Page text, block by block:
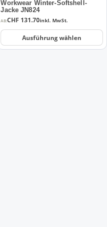
Workwear Winter-Softshell-
Jacke JN824
AB:CHF 131.70inkl. MwSt.
Ausführung wählen
Produktseite
gewählt
werden